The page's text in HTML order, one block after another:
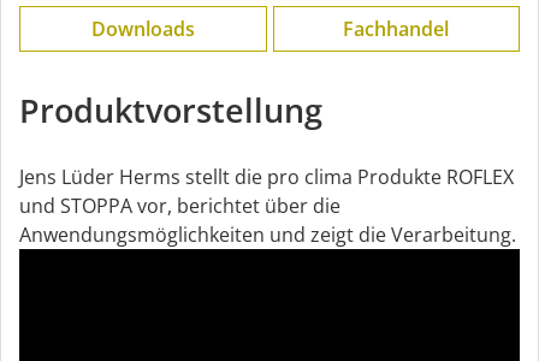
Downloads
Fachhandel
Produktvorstellung
Jens Lüder Herms stellt die pro clima Produkte ROFLEX
und STOPPA vor, berichtet über die
Anwendungsmöglichkeiten und zeigt die Verarbeitung.